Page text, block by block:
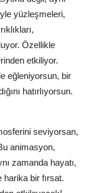
yüzleşmeleri,
Özellikle
etkiliyor.
eğleniyorsun, bir
hatırlıyorsun.
seviyorsan,
animasyon,
zamanda hayatı,
bir fırsat.